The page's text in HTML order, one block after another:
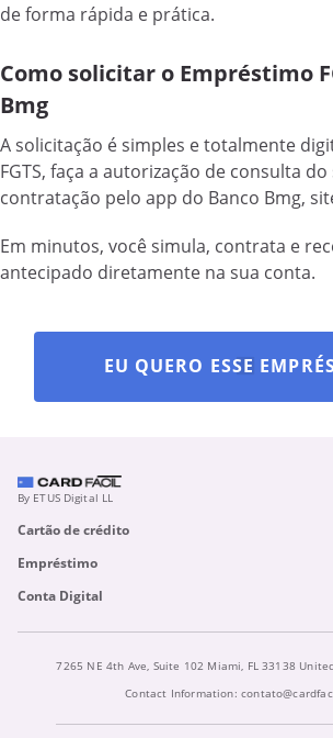
de forma rápida e prática.
Como solicitar o Empréstimo
Bmg
A solicitação é simples e totalmente
FGTS, faça a autorização de consulta
contratação pelo app do Banco Bmg,
Em minutos, você simula, contrata e
antecipado diretamente na sua conta.
EU QUERO ESSE
By ETUS Digital LL
Cartão de crédito
Empréstimo
Conta Digital
7265 NE 4th Ave, Suite 102 Miami, FL 33138
Contact Information: